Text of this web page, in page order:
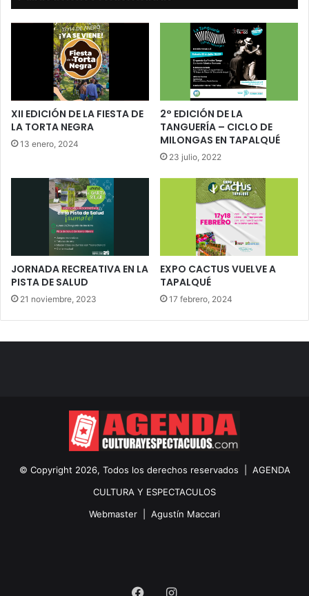
XII EDICIÓN DE LA FIESTA DE
LA TORTA NEGRA
13 enero, 2024
2° EDICIÓN DE LA
TANGUERÍA – CICLO DE
MILONGAS EN TAPALQUÉ
23 julio, 2022
JORNADA RECREATIVA EN LA
PISTA DE SALUD
21 noviembre, 2023
EXPO CACTUS VUELVE A
TAPALQUÉ
17 febrero, 2024
© Copyright 2026, Todos los derechos reservados | AGENDA
CULTURA Y ESPECTACULOS
Webmaster | Agustín Maccari